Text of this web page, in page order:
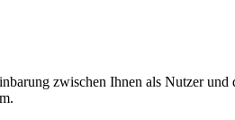
zwischen Ihnen als Nutzer